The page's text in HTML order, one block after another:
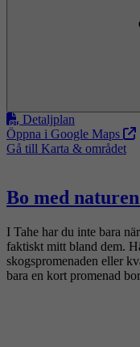
Detaljplan
Öppna i Google Maps
Gå till Karta & området
Bo med
I Tahe har du inte bara
faktiskt mitt bland dem.
skogspromenaden eller
bara en kort promenad